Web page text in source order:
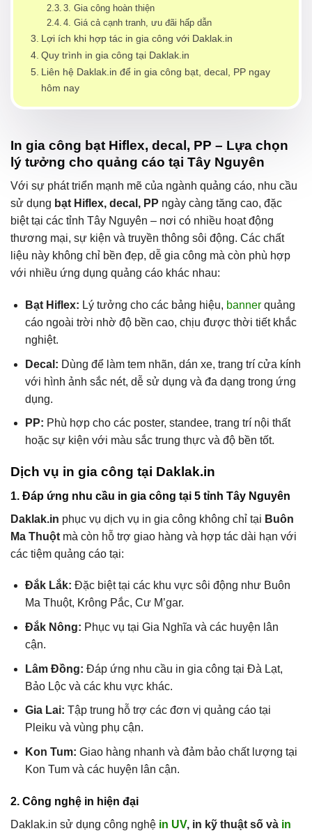
3. Gia công hoàn thiện
4. Giá cả cạnh tranh, ưu đãi hấp dẫn
Lợi ích khi hợp tác in gia công với Daklak.in
Quy trình in gia công tại Daklak.in
Liên hệ Daklak.in để in gia công bạt, decal, PP ngay
hôm nay
In gia công bạt Hiflex, decal, PP – Lựa chọn
lý tưởng cho quảng cáo tại Tây Nguyên
Với sự phát triển mạnh mẽ của ngành quảng cáo, nhu cầu
sử dụng bạt Hiflex, decal, PP ngày càng tăng cao, đặc
biệt tại các tỉnh Tây Nguyên – nơi có nhiều hoạt động
thương mại, sự kiện và truyền thông sôi động. Các chất
liệu này không chỉ bền đẹp, dễ gia công mà còn phù hợp
với nhiều ứng dụng quảng cáo khác nhau:
Bạt Hiflex: Lý tưởng cho các bảng hiệu, bannerquảng
cáo ngoài trời nhờ độ bền cao, chịu được thời tiết khắc
nghiệt.
Decal: Dùng để làm tem nhãn, dán xe, trang trí cửa kính
với hình ảnh sắc nét, dễ sử dụng và đa dạng trong ứng
dụng.
PP: Phù hợp cho các poster, standee, trang trí nội thất
hoặc sự kiện với màu sắc trung thực và độ bền tốt.
Dịch vụ in gia công tại Daklak.in
1. Đáp ứng nhu cầu in gia công tại 5 tỉnh Tây Nguyên
Daklak.in phục vụ dịch vụ in gia công không chỉ tại Buôn
Ma Thuột mà còn hỗ trợ giao hàng và hợp tác dài hạn với
các tiệm quảng cáo tại:
Đắk Lắk: Đặc biệt tại các khu vực sôi động như Buôn
Ma Thuột, Krông Pắc, Cư M’gar.
Đắk Nông: Phục vụ tại Gia Nghĩa và các huyện lân
cận.
Lâm Đồng: Đáp ứng nhu cầu in gia công tại Đà Lạt,
Bảo Lộc và các khu vực khác.
Gia Lai: Tập trung hỗ trợ các đơn vị quảng cáo tại
Pleiku và vùng phụ cận.
Kon Tum: Giao hàng nhanh và đảm bảo chất lượng tại
Kon Tum và các huyện lân cận.
2. Công nghệ in hiện đại
Daklak.in sử dụng công nghệ in UV, in kỹ thuật số và in